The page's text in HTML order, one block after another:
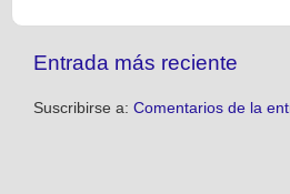
Entrada más reciente
Suscribirse a: Comentarios de la